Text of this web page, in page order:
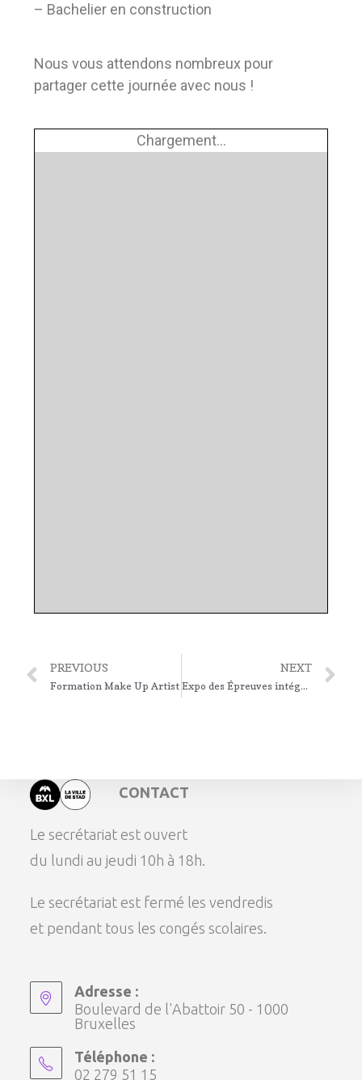
– Bachelier en construction
Nous vous attendons nombreux pour
partager cette journée avec nous !
Chargement...
PREVIOUS
Formation Make Up Artist
NEXT
Expo des Épreuves intégrées
CONTACT
Le secrétariat est ouvert
du lundi au jeudi 10h à 18h.
Le secrétariat est fermé les vendredis
et pendant tous les congés scolaires.
Adresse :
Boulevard de l'Abattoir 50 - 1000
Bruxelles
Téléphone :
02 279 51 15